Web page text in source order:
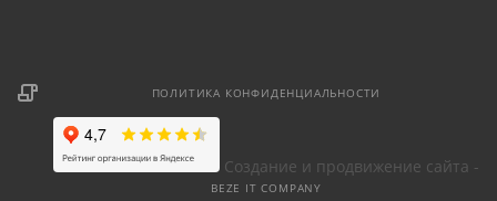
ПОЛИТИКА КОНФИДЕНЦИАЛЬНОСТИ
Создание и продвижение сайта -
BEZE IT COMPANY